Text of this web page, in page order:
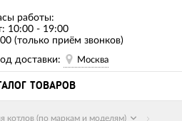
работы:
10:00 - 19:00
(только приём звонков)
доставки:
Москва
ТОВАРОВ
котлов (по маркам и моделям)